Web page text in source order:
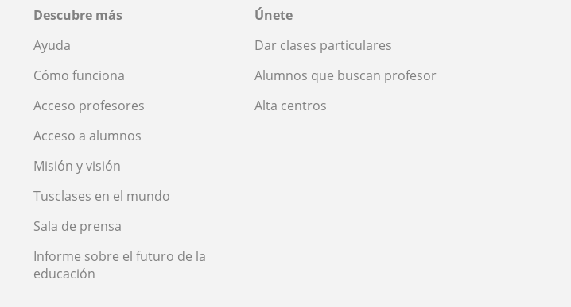
Descubre más
Ayuda
Cómo funciona
Acceso profesores
Acceso a alumnos
Misión y visión
Tusclases en el mundo
Sala de prensa
Informe sobre el futuro de la
educación
Únete
Dar clases particulares
Alumnos que buscan profesor
Alta centros